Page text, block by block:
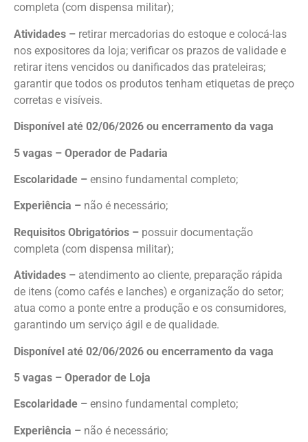
completa (com dispensa militar);
Atividades – retirar mercadorias do estoque e colocá-las
nos expositores da loja; verificar os prazos de validade e
retirar itens vencidos ou danificados das prateleiras;
garantir que todos os produtos tenham etiquetas de preço
corretas e visíveis.
Disponível até 02/06/2026 ou encerramento da vaga
5 vagas – Operador de Padaria
Escolaridade – ensino fundamental completo;
Experiência – não é necessário;
Requisitos Obrigatórios – possuir documentação
completa (com dispensa militar);
Atividades – atendimento ao cliente, preparação rápida
de itens (como cafés e lanches) e organização do setor;
atua como a ponte entre a produção e os consumidores,
garantindo um serviço ágil e de qualidade.
Disponível até 02/06/2026 ou encerramento da vaga
5 vagas – Operador de Loja
Escolaridade – ensino fundamental completo;
Experiência – não é necessário;